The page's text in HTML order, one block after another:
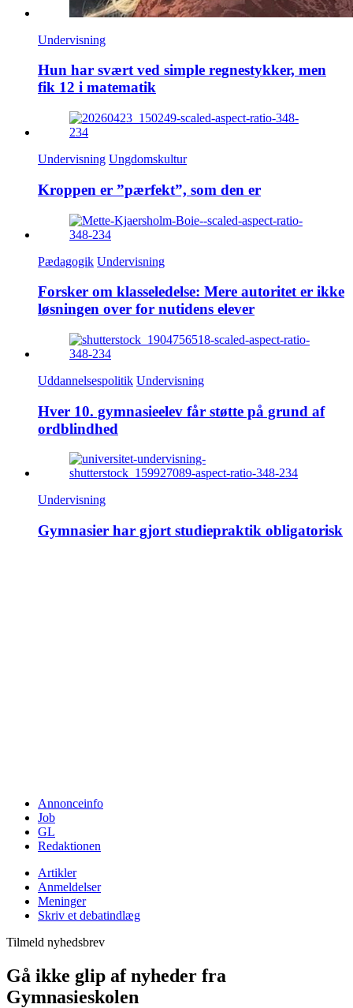
Undervisning
Hun har svært ved simple regnestykker, men
fik 12 i matematik
Undervisning Ungdomskultur
Kroppen er ”pærfekt”, som den er
Pædagogik Undervisning
Forsker om klasseledelse: Mere autoritet er ikke
løsningen over for nutidens elever
Uddannelsespolitik Undervisning
Hver 10. gymnasieelev får støtte på grund af
ordblindhed
Undervisning
Gymnasier har gjort studiepraktik obligatorisk
Annonceinfo
Job
GL
Redaktionen
Artikler
Anmeldelser
Meninger
Skriv et debatindlæg
Tilmeld nyhedsbrev
Gå ikke glip af nyheder fra
Gymnasieskolen